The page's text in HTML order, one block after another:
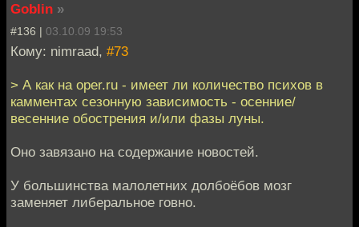
Goblin »
#136 | 03.10.09 19:53
Кому: nimraad, #73
> А как на oper.ru - имеет ли количество психов в
камментах сезонную зависимость - осенние/
весенние обострения и/или фазы луны.
Оно завязано на содержание новостей.
У большинства малолетних долбоёбов мозг
заменяет либеральное говно.